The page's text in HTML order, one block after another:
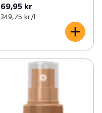
69,95 kr
349,75 kr /l